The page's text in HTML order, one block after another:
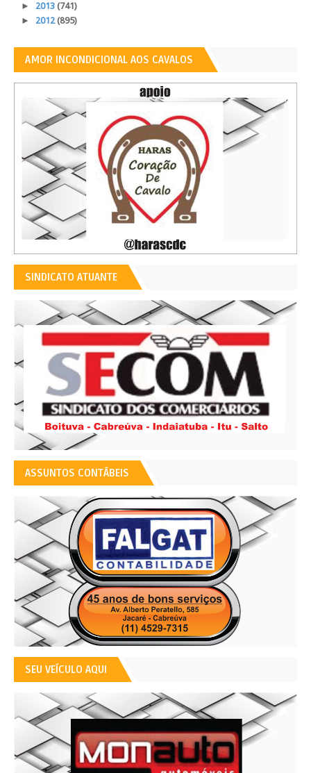
► 2013 (741)
► 2012(895)
AMOR INCONDICIONAL AOS CAVALOS
SINDICATO ATUANTE
ASSUNTOS CONTÁBEIS
SEU VEÍCULO AQUI